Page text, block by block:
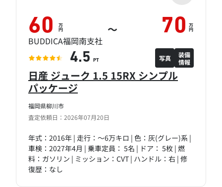
福岡県柳川市
査定依頼日：2026年07月20日
日産 ジューク 1.5 15RX シンプル
パッケージ
年式：2016年 | 走行：～6万キロ | 色：灰(グレー)系 |
車検：2027年4月 | 乗車定員： 5名 | ドア： 5枚 | 燃
料：ガソリン | ミッション：CVT | ハンドル：右 | 修
復歴：なし
60 万
円 ～ 70 万
円
BUDDICA福岡南支社
4.5 PT 写真
装備
情報